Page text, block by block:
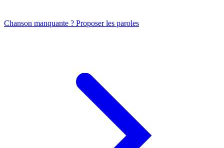
Chanson manquante ? Proposer les paroles